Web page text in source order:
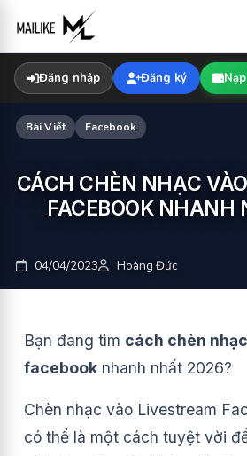
content
Đăng nhập Đăng ký
Bài Viết Facebook
CÁCH CHÈN NHẠC
FACEBOOK NHANH
04/04/2023 Hoàng Đức
Bạn đang tìm cách chèn
facebook nhanh nhất 2026?
Chèn nhạc vào Livestream
có thể là một cách tuyệt vời